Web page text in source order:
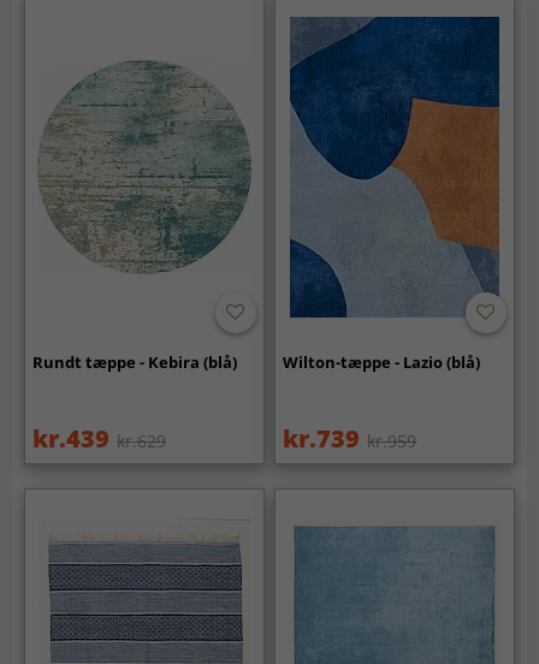
Rundt tæppe - Kebira (blå)
kr.439 kr.629
Wilton-tæppe - Lazio (blå)
kr.739 kr.959